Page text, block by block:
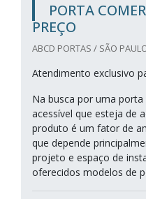
PORTA
PREÇO
ABCD PORTAS / SÃO
Atendimento exclusivo
Na busca por uma
acessível que esteja de
produto é um fator de
que depende
projeto e espaço de
oferecidos modelos de